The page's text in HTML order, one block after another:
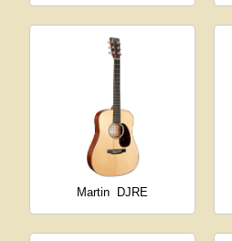
Martin DJRE